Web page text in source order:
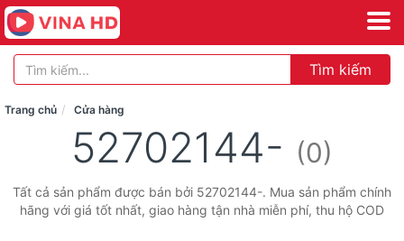
Tìm kiếm
Trang chủ Cửa hàng
52702144- (0)
Tất cả sản phẩm được bán bởi 52702144-. Mua sản phẩm chính
hãng với giá tốt nhất, giao hàng tận nhà miễn phí, thu hộ COD